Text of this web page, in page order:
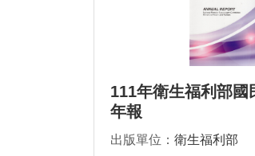
111年衛生福利部國
年報
出版單位： 衛生福利部